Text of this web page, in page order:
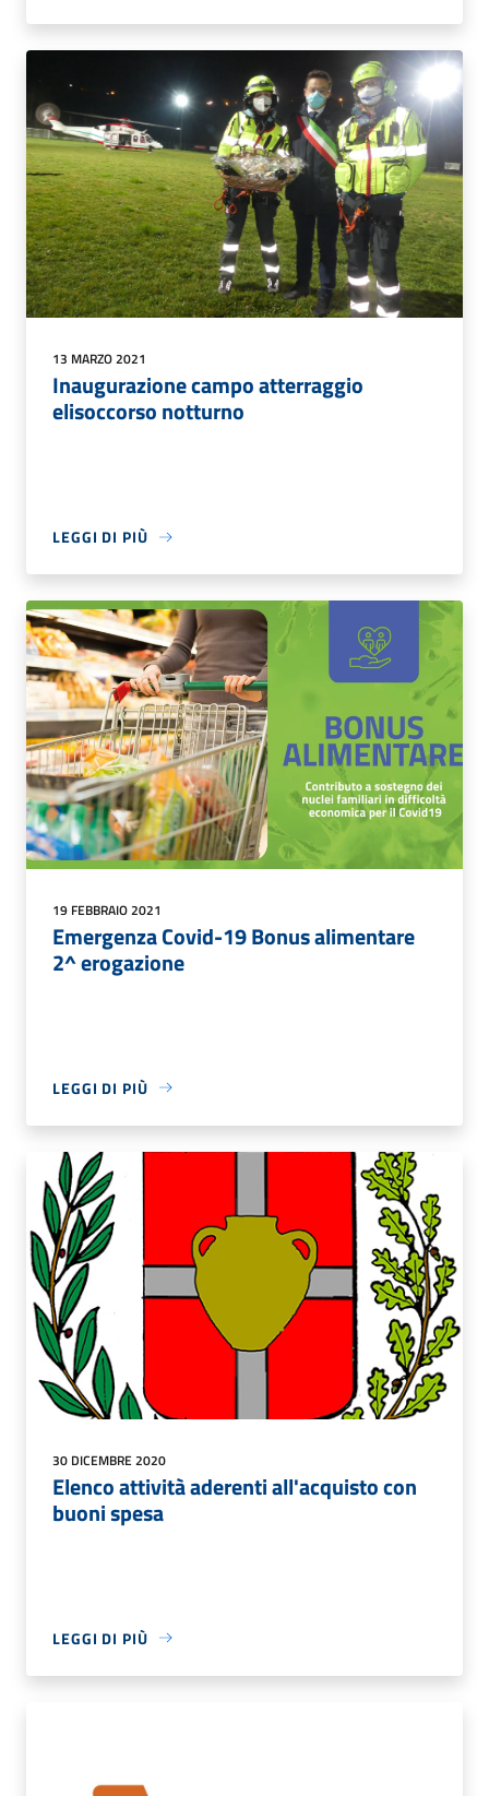
13 MARZO 2021
Inaugurazione campo atterraggio
elisoccorso notturno
LEGGI DI PIÙ
19 FEBBRAIO 2021
Emergenza Covid-19 Bonus alimentare
2^ erogazione
LEGGI DI PIÙ
30 DICEMBRE 2020
Elenco attività aderenti all'acquisto con
buoni spesa
LEGGI DI PIÙ